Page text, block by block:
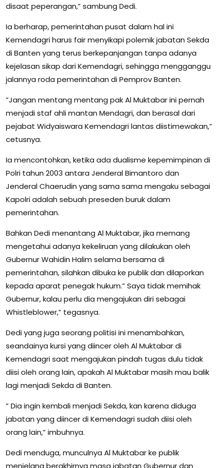
disaat peperangan,” sambung Dedi.
Ia berharap, pemerintahan pusat dalam hal ini
Kemendagri harus fair menyikapi polemik jabatan Sekda
di Banten yang terus berkepanjangan tanpa adanya
kejelasan sikap dari Kemendagri, sehingga mengganggu
jalannya roda pemerintahan di Pemprov Banten.
”Jangan mentang mentang pak Al Muktabar ini pernah
menjadi staf ahli mantan Mendagri, dan berasal dari
pejabat Widyaiswara Kemendagri lantas diistimewakan,”
cetusnya.
Ia mencontohkan, ketika ada dualisme kepemimpinan di
Polri tahun 2003 antara Jenderal Bimantoro dan
Jenderal Chaerudin yang sama sama mengaku sebagai
Kapolri adalah sebuah preseden buruk dalam
pemerintahan.
Bahkan Dedi menantang Al Muktabar, jika memang
mengetahui adanya kekeliruan yang dilakukan oleh
Gubernur Wahidin Halim selama bersama di
pemerintahan, silahkan dibuka ke publik dan dilaporkan
kepada aparat penegak hukum.” Saya tidak memihak
Gubernur, kalau perlu dia mengajukan diri sebagai
Whistleblower,” tegasnya.
Dedi yang juga seorang politisi ini menambahkan,
seandainya kursi yang diincer oleh Al Muktabar di
Kemendagri saat mengajukan pindah tugas dulu tidak
diisi oleh orang lain, apakah Al Muktabar masih mau balik
lagi menjadi Sekda di Banten.
” Dia ingin kembali menjadi Sekda, kan karena diduga
jabatan yang diincer di Kemendagri sudah diisi oleh
orang lain,” imbuhnya.
Dedi menduga, munculnya Al Muktabar ke publik
menjelang berakhirnya masa jabatan Gubernur dan